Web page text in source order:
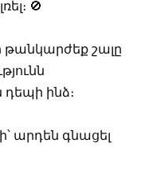
🚫
թանկարժեք շալը
դեպի ինձ։
արդեն գնացել